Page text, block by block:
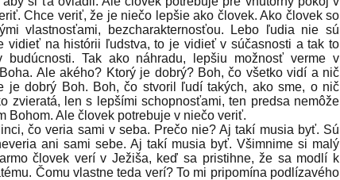
Chce veriť, že je niečo lepšie ako človek. Ako človek so
vlastnosťami, bezcharakternosťou. Lebo ľudia nie sú
vidieť na histórii ľudstva, to je vidieť v súčasnosti a tak to
budúcnosti. Tak ako náhradu, lepšiu možnosť verme v
Ale akého? Ktorý je dobrý? Boh, čo všetko vidí a nič
je dobrý Boh. Boh, čo stvoril ľudí takých, ako sme, o nič
zvieratá, len s lepšími schopnosťami, ten predsa nemôže
Bohom. Ale človek potrebuje v niečo veriť.
čo veria sami v seba. Prečo nie? Aj takí musia byť. Sú
ani sami sebe. Aj takí musia byť. Všimnime si malý
človek verí v Ježiša, keď sa pristihne, že sa modlí k
Čomu vlastne teda verí? To mi pripomína podlízavého